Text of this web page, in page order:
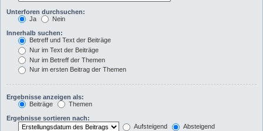
Unterforen durchsuchen:
Ja
Nein
Innerhalb suchen:
Betreff und Text der Beiträge
Nur im Text der Beiträge
Nur im Betreff der Themen
Nur im ersten Beitrag der Themen
Ergebnisse anzeigen als:
Beiträge
Themen
Ergebnisse sortieren nach:
Aufsteigend
Absteigend